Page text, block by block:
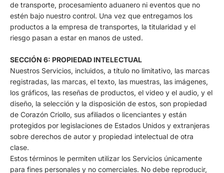
de transporte, procesamiento aduanero ni eventos que no
estén bajo nuestro control. Una vez que entregamos los
productos a la empresa de transportes, la titularidad y el
riesgo pasan a estar en manos de usted.
SECCIÓN 6: PROPIEDAD INTELECTUAL
Nuestros Servicios, incluidos, a título no limitativo, las marcas
registradas, las marcas, el texto, las muestras, las imágenes,
los gráficos, las reseñas de productos, el video y el audio, y el
diseño, la selección y la disposición de estos, son propiedad
de Corazón Criollo, sus afiliados o licenciantes y están
protegidos por legislaciones de Estados Unidos y extranjeras
sobre derechos de autor y propiedad intelectual de otra
clase.
Estos términos le permiten utilizar los Servicios únicamente
para fines personales y no comerciales. No debe reproducir,